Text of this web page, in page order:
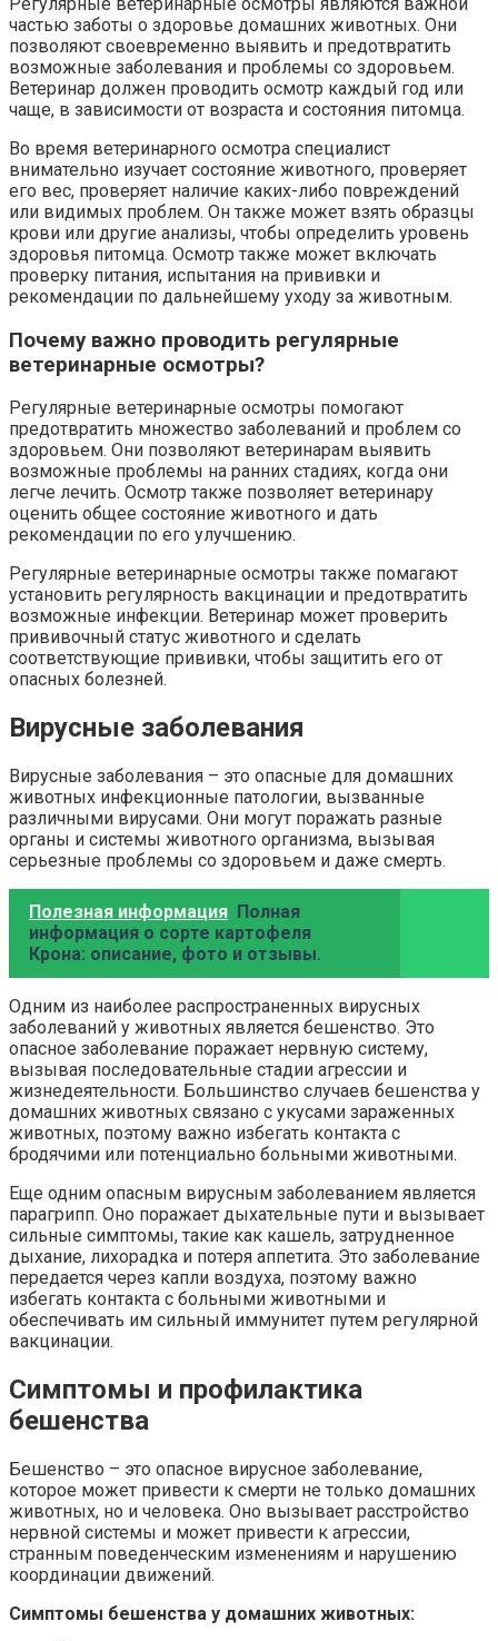
частью заботы о здоровье домашних животных. Они
позволяют своевременно выявить и предотвратить
возможные заболевания и проблемы со здоровьем.
Ветеринар должен проводить осмотр каждый год или
чаще, в зависимости от возраста и состояния питомца.
Во время ветеринарного осмотра специалист
внимательно изучает состояние животного, проверяет
его вес, проверяет наличие каких-либо повреждений
или видимых проблем. Он также может взять образцы
крови или другие анализы, чтобы определить уровень
здоровья питомца. Осмотр также может включать
проверку питания, испытания на прививки и
рекомендации по дальнейшему уходу за животным.
Почему важно проводить регулярные
ветеринарные осмотры?
Регулярные ветеринарные осмотры помогают
предотвратить множество заболеваний и проблем со
здоровьем. Они позволяют ветеринарам выявить
возможные проблемы на ранних стадиях, когда они
легче лечить. Осмотр также позволяет ветеринару
оценить общее состояние животного и дать
рекомендации по его улучшению.
Регулярные ветеринарные осмотры также помагают
установить регулярность вакцинации и предотвратить
возможные инфекции. Ветеринар может проверить
прививочный статус животного и сделать
соответствующие прививки, чтобы защитить его от
опасных болезней.
Вирусные заболевания
Вирусные заболевания – это опасные для домашних
животных инфекционные патологии, вызванные
различными вирусами. Они могут поражать разные
органы и системы животного организма, вызывая
серьезные проблемы со здоровьем и даже смерть.
Полезная информация Полная
информация о сорте картофеля
Крона: описание, фото и отзывы.
Одним из наиболее распространенных вирусных
заболеваний у животных является бешенство. Это
опасное заболевание поражает нервную систему,
вызывая последовательные стадии агрессии и
жизнедеятельности. Большинство случаев бешенства у
домашних животных связано с укусами зараженных
животных, поэтому важно избегать контакта с
бродячими или потенциально больными животными.
Еще одним опасным вирусным заболеванием является
парагрипп. Оно поражает дыхательные пути и вызывает
сильные симптомы, такие как кашель, затрудненное
дыхание, лихорадка и потеря аппетита. Это заболевание
передается через капли воздуха, поэтому важно
избегать контакта с больными животными и
обеспечивать им сильный иммунитет путем регулярной
вакцинации.
Симптомы и профилактика
бешенства
Бешенство – это опасное вирусное заболевание,
которое может привести к смерти не только домашних
животных, но и человека. Оно вызывает расстройство
нервной системы и может привести к агрессии,
странным поведенческим изменениям и нарушению
координации движений.
Симптомы бешенства у домашних животных: